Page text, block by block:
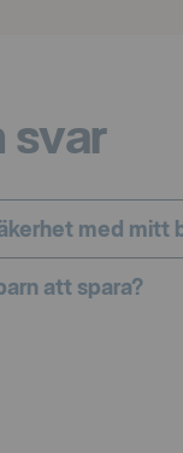
svar
med mitt
att spara?